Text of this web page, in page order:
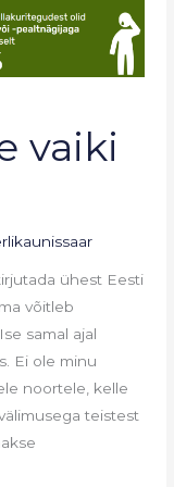
vaiki
ühest Eesti
võitleb
samal ajal
Ei ole minu
noortele, kelle
teistest